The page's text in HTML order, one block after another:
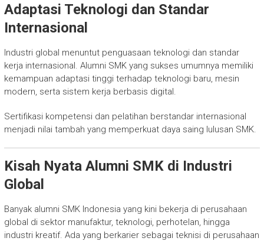
Adaptasi Teknologi dan Standar
Internasional
Industri global menuntut penguasaan teknologi dan standar
kerja internasional. Alumni SMK yang sukses umumnya memiliki
kemampuan adaptasi tinggi terhadap teknologi baru, mesin
modern, serta sistem kerja berbasis digital.
Sertifikasi kompetensi dan pelatihan berstandar internasional
menjadi nilai tambah yang memperkuat daya saing lulusan SMK.
Kisah Nyata Alumni SMK di Industri
Global
Banyak alumni SMK Indonesia yang kini bekerja di perusahaan
global di sektor manufaktur, teknologi, perhotelan, hingga
industri kreatif. Ada yang berkarier sebagai teknisi di perusahaan